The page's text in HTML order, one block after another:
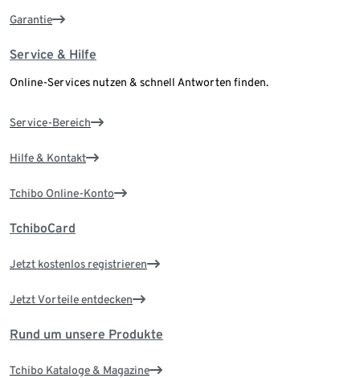
Garantie
Service & Hilfe
Online-Services nutzen & schnell Antworten finden.
Service-Bereich
Hilfe & Kontakt
Tchibo Online-Konto
TchiboCard
Jetzt kostenlos registrieren
Jetzt Vorteile entdecken
Rund um unsere Produkte
Tchibo Kataloge & Magazine